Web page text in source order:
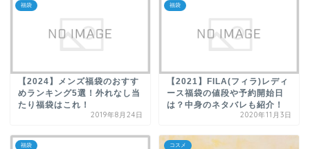
福袋
【2024】メンズ福袋のおすす
めランキング5選！外れなし当
たり福袋はこれ！
2019年8月24日
福袋
【2021】FILA(フィラ)レディ
ース福袋の値段や予約開始日
は？中身のネタバレも紹介！
2020年11月3日
福袋 コスメ